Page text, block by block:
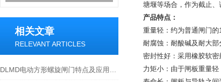
相关文章
RELEVANT ARTICLES
塘堰等场合，作为截止
产品特点：
重量轻：约为普通闸门
耐腐蚀：耐酸碱及耐大
密封性好：采用橡胶软
力矩小：由于闸板重量